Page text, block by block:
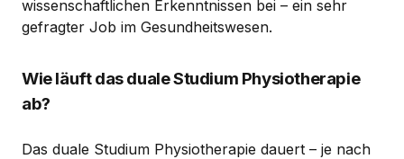
wissenschaftlichen Erkenntnissen bei – ein sehr
gefragter Job im Gesundheitswesen.
Wie läuft das duale Studium Physiotherapie
ab?
Das duale Studium Physiotherapie dauert – je nach